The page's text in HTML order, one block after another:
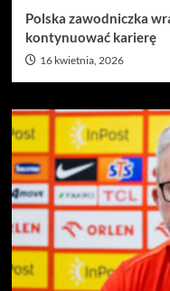
Polska zawodniczka
kontynuować karierę
16 kwietnia, 2026